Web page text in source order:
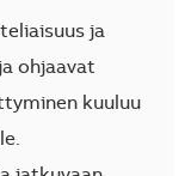
ja
ohjaavat
kuuluu